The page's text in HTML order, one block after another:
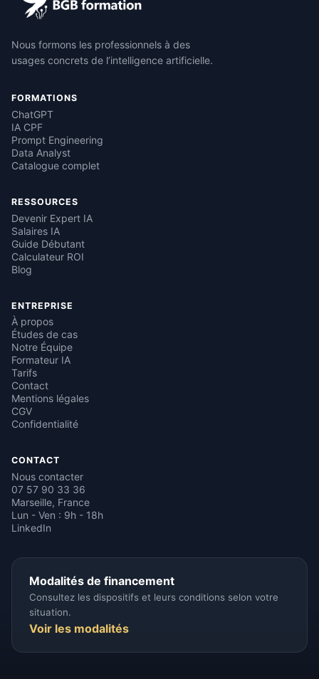
Nous formons les professionnels à des
usages concrets de l’intelligence artificielle.
FORMATIONS
ChatGPT
IA CPF
Prompt Engineering
Data Analyst
Catalogue complet
RESSOURCES
Devenir Expert IA
Salaires IA
Guide Débutant
Calculateur ROI
Blog
ENTREPRISE
À propos
Études de cas
Notre Équipe
Formateur IA
Tarifs
Contact
Mentions légales
CGV
Confidentialité
CONTACT
Nous contacter
07 57 90 33 36
Marseille, France
Lun - Ven : 9h - 18h
LinkedIn
Modalités de financement
Consultez les dispositifs et leurs conditions selon votre
situation.
Voir les modalités